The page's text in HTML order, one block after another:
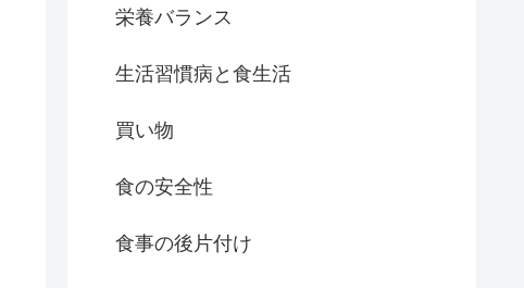
栄養バランス
生活習慣病と食生活
買い物
食の安全性
食事の後片付け